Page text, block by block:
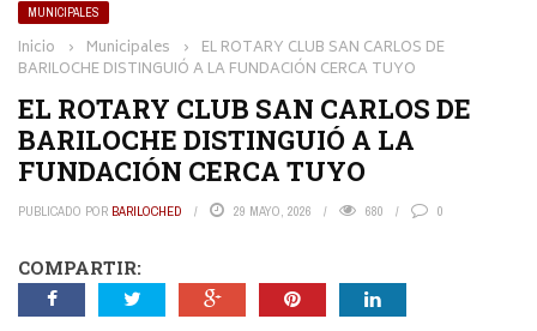
MUNICIPALES
Inicio › Municipales › EL ROTARY CLUB SAN CARLOS DE
BARILOCHE DISTINGUIÓ A LA FUNDACIÓN CERCA TUYO
EL ROTARY CLUB SAN CARLOS DE
BARILOCHE DISTINGUIÓ A LA
FUNDACIÓN CERCA TUYO
PUBLICADO POR BARILOCHED 29 MAYO, 2026 680 0
COMPARTIR: